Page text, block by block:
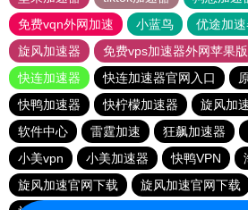
免费vqn外网加速
小蓝鸟 优途加
旋风加速器
免费vps加速器外网苹果版
快连加速器
快连加速器官网入口
快鸭加速器
快柠檬加速器 旋风加
软件中心
雷霆加速 狂飙加速器
小美vpn
小美加速器 快鸭VPN
旋风加速官网下载
旋风加速官网下载